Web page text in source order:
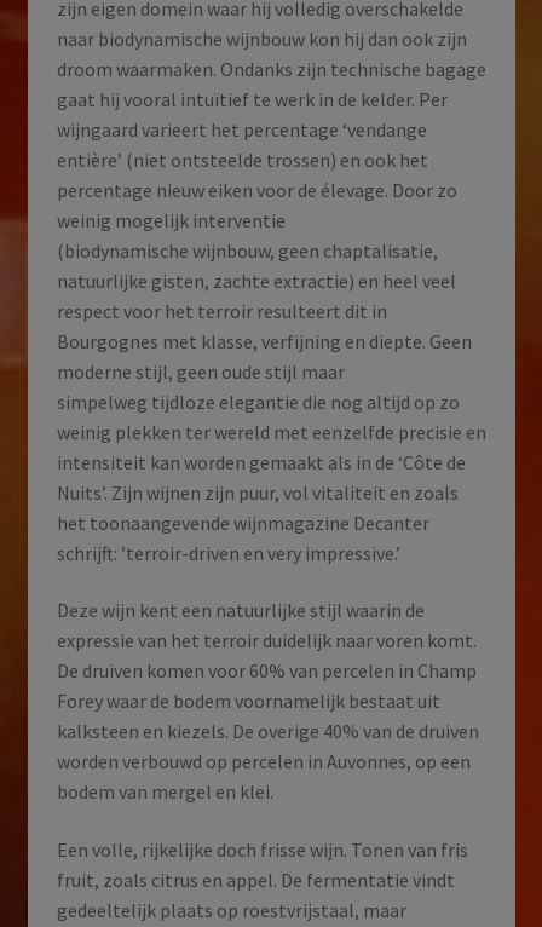
zijn eigen domein waar hij volledig overschakelde
naar biodynamische wijnbouw kon hij dan ook zijn
droom waarmaken. Ondanks zijn technische bagage
gaat hij vooral intuïtief te werk in de kelder. Per
wijngaard varieert het percentage ‘vendange
entière’ (niet ontsteelde trossen) en ook het
percentage nieuw eiken voor de élevage. Door zo
weinig mogelijk interventie
(biodynamische wijnbouw, geen chaptalisatie,
natuurlijke gisten, zachte extractie) en heel veel
respect voor het terroir resulteert dit in
Bourgognes met klasse, verfijning en diepte. Geen
moderne stijl, geen oude stijl maar
simpelweg tijdloze elegantie die nog altijd op zo
weinig plekken ter wereld met eenzelfde precisie en
intensiteit kan worden gemaakt als in de ‘Côte de
Nuits’. Zijn wijnen zijn puur, vol vitaliteit en zoals
het toonaangevende wijnmagazine Decanter
schrijft: ’terroir-driven en very impressive.’
Deze wijn kent een natuurlijke stijl waarin de
expressie van het terroir duidelijk naar voren komt.
De druiven komen voor 60% van percelen in Champ
Forey waar de bodem voornamelijk bestaat uit
kalksteen en kiezels. De overige 40% van de druiven
worden verbouwd op percelen in Auvonnes, op een
bodem van mergel en klei.
Een volle, rijkelijke doch frisse wijn. Tonen van fris
fruit, zoals citrus en appel. De fermentatie vindt
gedeeltelijk plaats op roestvrijstaal, maar